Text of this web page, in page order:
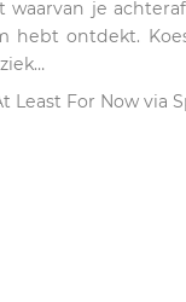
waarvan je
hebt ontdekt.
Least For Now via